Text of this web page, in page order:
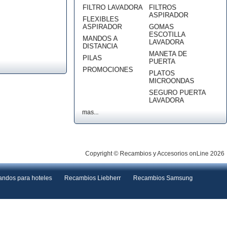
FILTRO LAVADORA
FLEXIBLES
ASPIRADOR
MANDOS A
DISTANCIA
PILAS
PROMOCIONES
FILTROS
ASPIRADOR
GOMAS
ESCOTILLA
LAVADORA
MANETA DE
PUERTA
PLATOS
MICROONDAS
SEGURO PUERTA
LAVADORA
mas...
Copyright © Recambios y Accesorios onLine 2026
para hoteles Recambios Liebherr
Recambios Samsung